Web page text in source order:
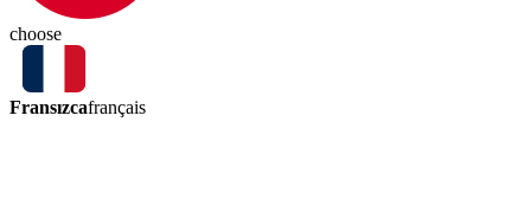
choose
Fransızcafrançais